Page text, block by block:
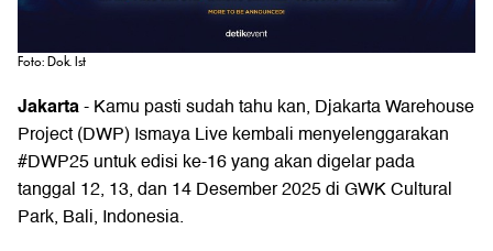
Foto: Dok. Ist
Jakarta- Kamu pasti sudah tahu kan, Djakarta Warehouse
Project (DWP)Ismaya Live kembali menyelenggarakan
#DWP25 untuk edisi ke-16 yang akan digelar pada
tanggal 12, 13, dan 14 Desember 2025 di GWK Cultural
Park, Bali, Indonesia.